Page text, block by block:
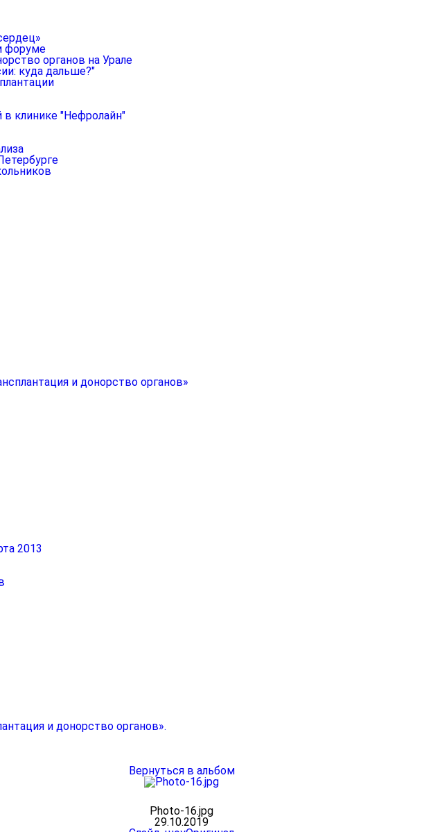
форуме
органов на Урале
куда дальше?"
клинике "Нефролайн"
и донорство органов»
2013
и донорство органов».
Вернуться в альбом
Photo-16.jpg
29.10.2019